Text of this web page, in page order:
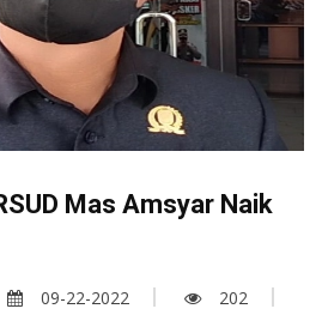
Mas Amsyar Naik
09-22-2022
202